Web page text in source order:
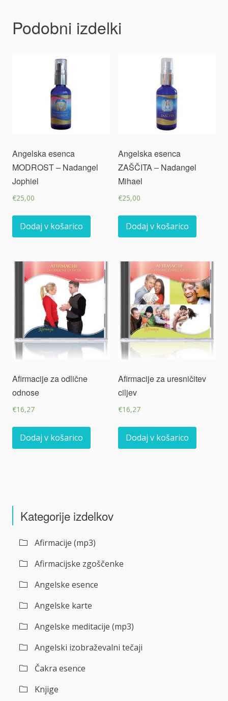
Podobni izdelki
Angelska esenca
MODROST – Nadangel
Jophiel
€25,00
Dodaj v košarico
Angelska esenca
ZAŠČITA – Nadangel
Mihael
€25,00
Dodaj v košarico
Afirmacije za odlične
odnose
€16,27
Dodaj v košarico
Afirmacije za uresničitev
ciljev
€16,27
Dodaj v košarico
Kategorije izdelkov
Afirmacije (mp3)
Afirmacijske zgoščenke
Angelske esence
Angelske karte
Angelske meditacije (mp3)
Angelski izobraževalni tečaji
Čakra esence
Knjige